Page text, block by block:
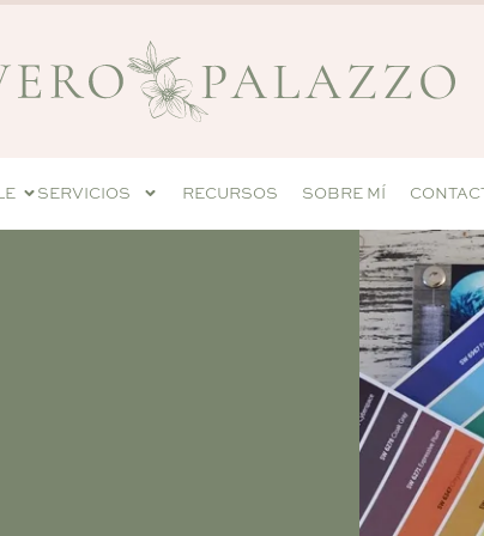
SERVICIOS RECURSOS SOBRE MÍ